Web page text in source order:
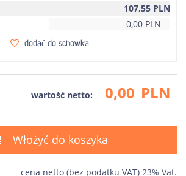
107,55 PLN
0,00 PLN
dodać do schowka
wartość netto: 0,00 PLN
Włożyć do koszyka
cena netto (bez podatku VAT) 23% Vat.